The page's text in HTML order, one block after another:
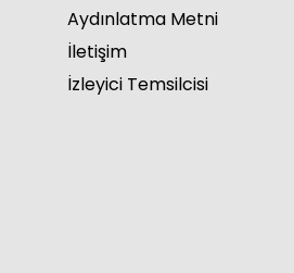
Aydınlatma Metni
İletişim
İzleyici Temsilcisi